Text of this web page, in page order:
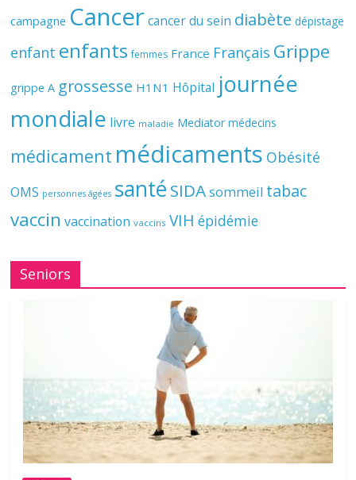
campagne Cancer cancer du sein diabète dépistage
enfant enfants femmes France Français Grippe
grippe A grossesse H1N1 Hôpital journée
mondiale livre maladie Mediator médecins
médicament médicaments Obésité
OMS personnes âgées santé SIDAsommeil tabac
vaccin vaccination vaccins VIH épidémie
Seniors